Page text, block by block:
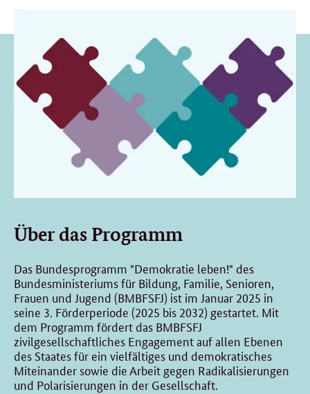
Über das Programm
Das Bundesprogramm "Demokratie leben!" des
Bundesministeriums für Bildung, Familie, Senioren,
Frauen und Jugend (BMBFSFJ) ist im Januar 2025 in
seine 3. Förderperiode (2025 bis 2032) gestartet. Mit
dem Programm fördert das BMBFSFJ
zivilgesellschaftliches Engagement auf allen Ebenen
des Staates für ein vielfältiges und demokratisches
Miteinander sowie die Arbeit gegen Radikalisierungen
und Polarisierungen in der Gesellschaft.